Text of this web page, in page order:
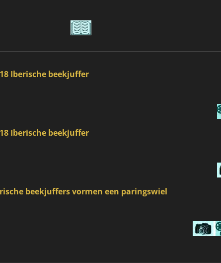
Iberische beekjuffer
Iberische beekjuffer
beekjuffers vormen een paringswiel